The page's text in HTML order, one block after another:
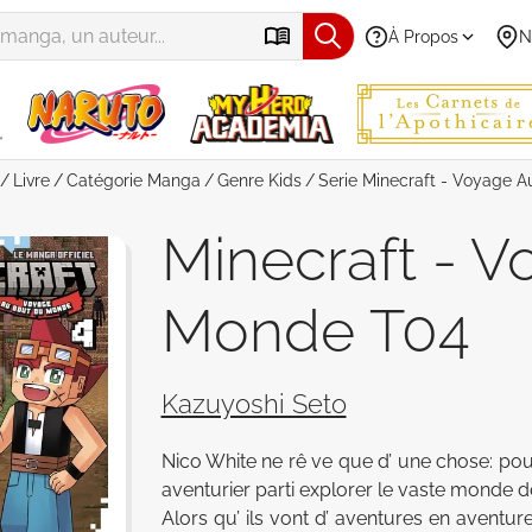
À Propos
Livre Catégorie Manga Genre Kids Serie Minecraft - Voyage
Minecraft -
Monde T04
Kazuyoshi Seto
Nico White ne rê ve que d’ une chose:
aventurier parti explorer le vaste monde
Alors qu’ ils vont d’ aventures en